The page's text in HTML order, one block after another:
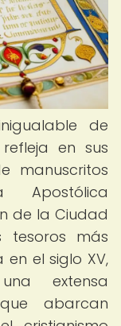
de
en sus
manuscritos
Apostólica
de la Ciudad
tesoros más
el siglo XV,
extensa
abarcan